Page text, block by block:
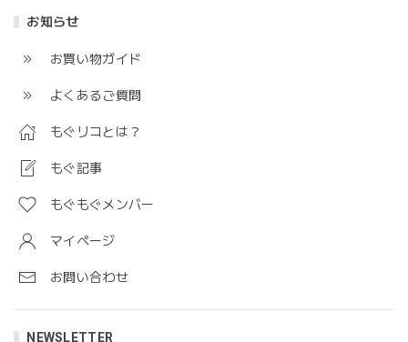
お知らせ
お買い物ガイド
よくあるご質問
もぐリコとは？
もぐ記事
もぐもぐメンバー
マイページ
お問い合わせ
NEWSLETTER